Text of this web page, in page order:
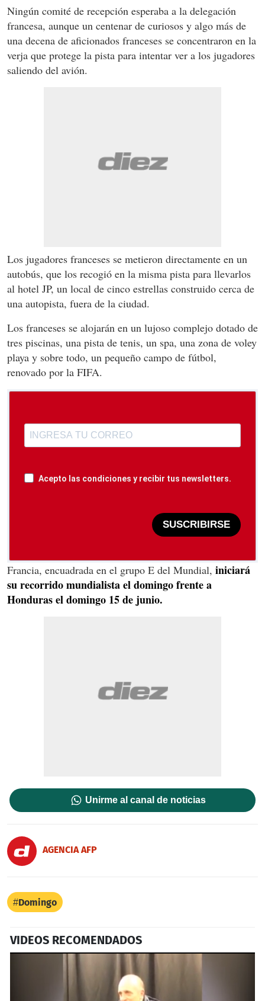
Ningún comité de recepción esperaba a la delegación
francesa, aunque un centenar de curiosos y algo más de
una decena de aficionados franceses se concentraron en la
verja que protege la pista para intentar ver a los jugadores
saliendo del avión.
Los jugadores franceses se metieron directamente en un
autobús, que los recogió en la misma pista para llevarlos
al hotel JP, un local de cinco estrellas construido cerca de
una autopista, fuera de la ciudad.
Los franceses se alojarán en un lujoso complejo dotado de
tres piscinas, una pista de tenis, un spa, una zona de voley
playa y sobre todo, un pequeño campo de fútbol,
renovado por la FIFA.
Acepto las condiciones y recibir tus newsletters.
SUSCRIBIRSE
Francia, encuadrada en el grupo E del Mundial, iniciará
su recorrido mundialista el domingo frente a
Honduras el domingo 15 de junio.
Unirme al canal de noticias
AGENCIA AFP
Domingo
VIDEOS RECOMENDADOS